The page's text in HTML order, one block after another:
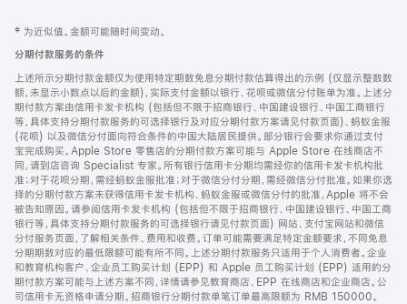
页
页
脚
注
‡ 为近似值。金额可能随时间变动。
分期付款服务的条件
上述所示分期付款金额仅为使用特定期数免息分期付款估算得出的示例 (仅显示整数数
额，未显示小数点以后的金额)，实际支付金额以银行、花呗或微信分付账单为准。上述分
期付款方案由信用卡发卡机构 (包括但不限于招商银行、中国建设银行、中国工商银行
等，具体支持分期付款服务的可选择银行及对应分期付款方案请见付款页面)、蚂蚁金服
(花呗) 以及微信分付面向符合条件的中国大陆居民提供。部分银行会要求你通过支付
宝完成购买。Apple Store 零售店的分期付款方案可能与 Apple Store 在线商店不
同，请到店咨询 Specialist 专家。所有银行信用卡分期均需经你的信用卡发卡机构批
准；对于花呗分期，需经蚂蚁金服批准；对于微信分付分期，需经微信分付批准。如果你选
择的分期付款方案未获得信用卡发卡机构、蚂蚁金服或微信分付的批准，Apple 将不会
被告知原因。请参阅信用卡发卡机构 (包括但不限于招商银行、中国建设银行、中国工商
银行等，具体支持分期付款服务的可选择银行请见付款页面) 网站、支付宝网站和微信
分付服务页面，了解相关条件、费用和收费。订单可能需要满足特定金额要求，不同免息
分期期数对应的最低限额可能有所不同。上述分期付款服务只适用于个人消费者。企业
和教育机构客户、企业员工购买计划 (EPP) 和 Apple 员工购买计划 (EPP) 适用的分
期付款方案可能与上述方案不同，详情请参见教育商店、EPP 在线商店和企业商店。公
司信用卡无资格申请分期。招商银行分期付款单笔订单最高限额为 RMB 150000。